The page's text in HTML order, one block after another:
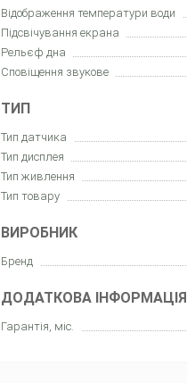
Відображення температури води
Підсвічування екрана
Рельєф дна
Сповіщення звукове
ТИП
Тип датчика
Тип дисплея
Тип живлення
Тип товару
ВИРОБНИК
Бренд
ДОДАТКОВА ІНФОРМАЦІЯ
Гарантія, міс.